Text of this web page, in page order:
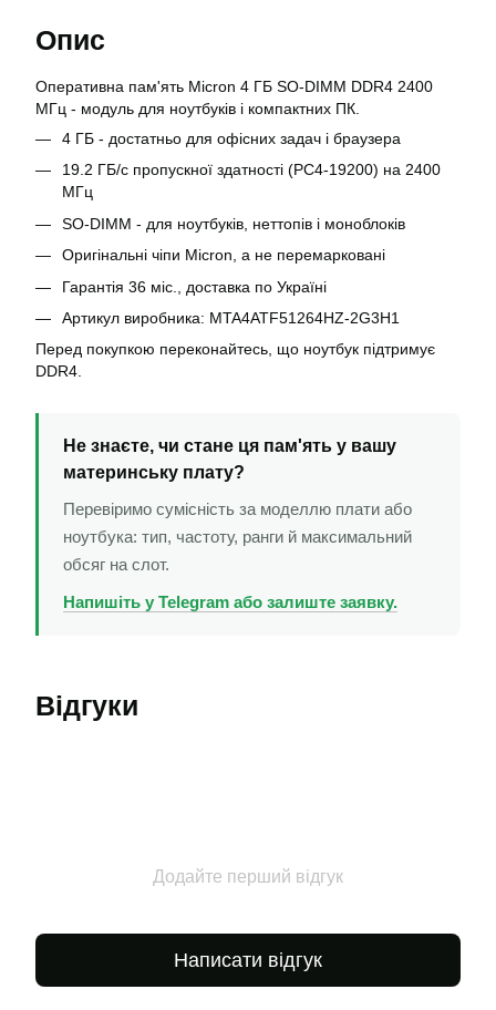
Опис
Оперативна пам'ять Micron 4 ГБ SO-DIMM DDR4 2400
МГц - модуль для ноутбуків і компактних ПК.
4 ГБ - достатньо для офісних задач і браузера
19.2 ГБ/с пропускної здатності (PC4-19200) на 2400
МГц
SO-DIMM - для ноутбуків, неттопів і моноблоків
Оригінальні чіпи Micron, а не перемарковані
Гарантія 36 міс., доставка по Україні
Артикул виробника: MTA4ATF51264HZ-2G3H1
Перед покупкою переконайтесь, що ноутбук підтримує
DDR4.
Не знаєте, чи стане ця пам'ять у вашу
материнську плату?
Перевіримо сумісність за моделлю плати або
ноутбука: тип, частоту, ранги й максимальний
обсяг на слот.
Напишіть у Telegram або залиште заявку.
Відгуки
Додайте перший відгук
Написати відгук